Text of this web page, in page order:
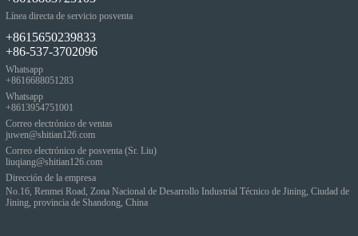
Línea directa de servicio posventa
+8615650239833
+86-537-3702096
Whatsapp
+8616688051283
Whatsapp
+8613954751001
Correo electrónico de ventas
juwen@shitian126.com
Correo electrónico de posventa (Sr. Liu)
liuqiang@shitian126.com
Dirección de la empresa
No.16, Renmei Road, Zona Nacional de Desarrollo Industrial Técnico de Jining, Ciudad de
Jining, provincia de Shandong, China